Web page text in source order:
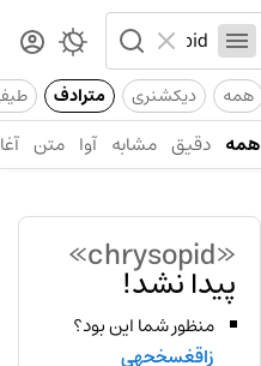
همه دیکشنری مترادف
همه دقیق مشابه آوا متن
«chrysopid»
پیدا نشد!
منظور شما این بود؟
زاقغسخحهی